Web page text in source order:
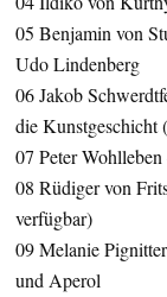
05 Benjamin von
Udo Lindenberg
06 Jakob
die Kunstgeschicht
07 Peter
08 Rüdiger von
verfügbar)
09 Melanie
und Aperol